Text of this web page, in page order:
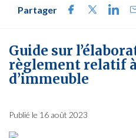
Partager
Guide sur
règlement relatif
d’immeuble
Publié le 16 août 2023